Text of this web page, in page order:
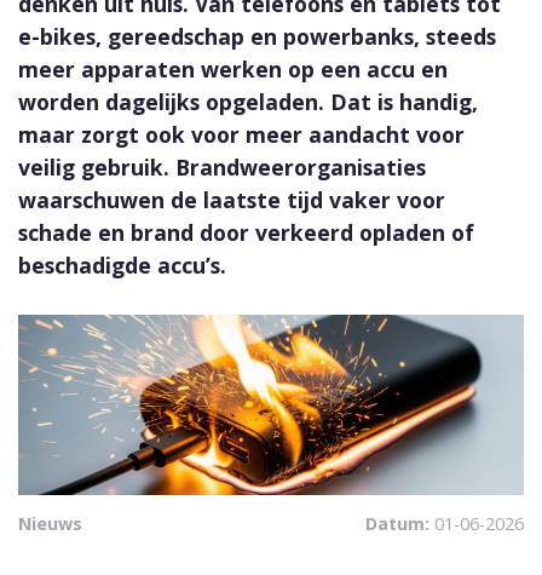
e-bikes, gereedschap en powerbanks, steeds
meer apparaten werken op een accu en
worden dagelijks opgeladen. Dat is handig,
maar zorgt ook voor meer aandacht voor
veilig gebruik. Brandweerorganisaties
waarschuwen de laatste tijd vaker voor
schade en brand door verkeerd opladen of
beschadigde accu’s.
Nieuws Datum: 01-06-2026